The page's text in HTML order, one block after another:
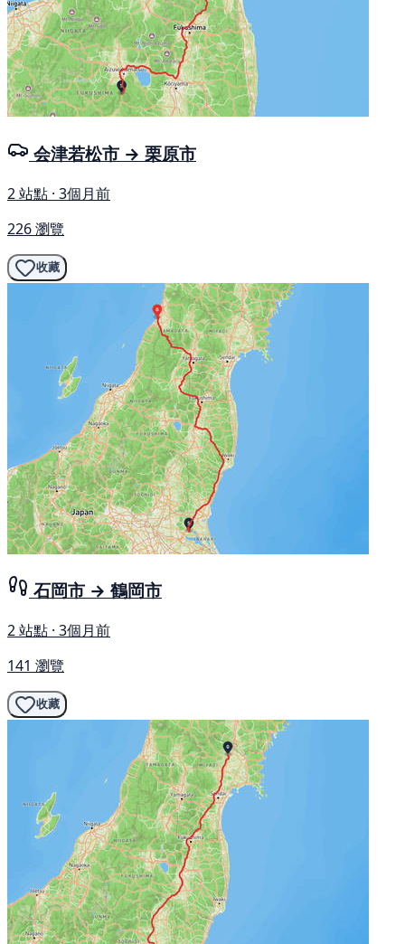
会津若松市 → 栗原市
2 站點 · 3個月前
226 瀏覽
收藏
石岡市 → 鶴岡市
2 站點 · 3個月前
141 瀏覽
收藏